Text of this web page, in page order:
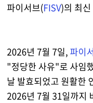
파이서브(FISV)의 최
2026년 7월 7일,파이
"정당한 사유"로 사임
날 발효되었고 원활한
2026년 7월 31일까지